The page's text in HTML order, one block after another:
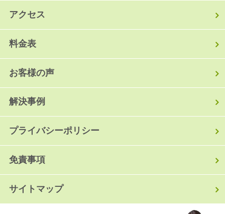
アクセス
料金表
お客様の声
解決事例
プライバシーポリシー
免責事項
サイトマップ